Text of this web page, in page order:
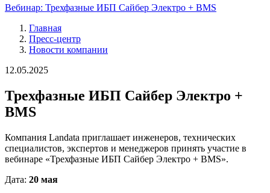
Вебинар: Трехфазные ИБП Сайбер Электро + BMS
Главная
Пресс-центр
Новости компании
12.05.2025
Трехфазные ИБП Сайбер Электро +
BMS
Компания Landata приглашает инженеров, технических
специалистов, экспертов и менеджеров принять участие в
вебинаре «Трехфазные ИБП Сайбер Электро + BMS».
Дата: 20 мая